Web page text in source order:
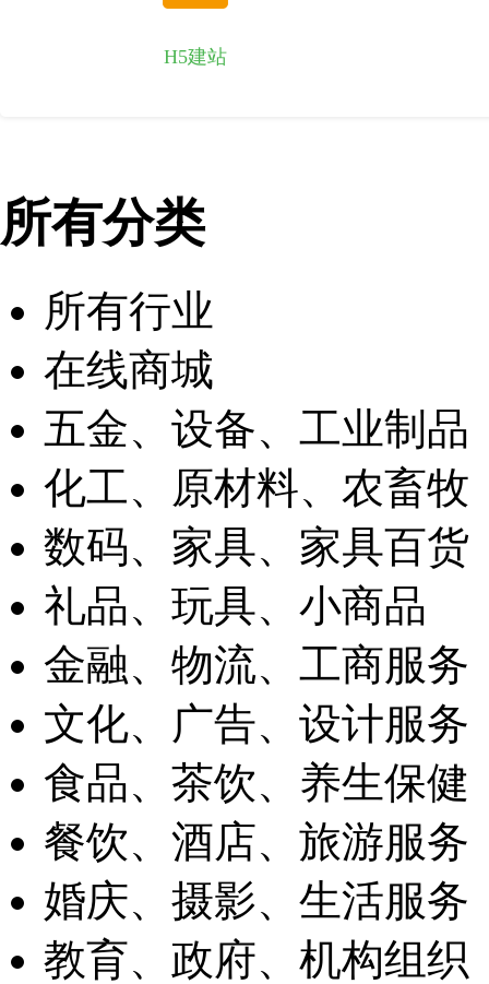
H5建站
所有分类
所有行业
在线商城
五金、设备、工业制品
化工、原材料、农畜牧
数码、家具、家具百货
礼品、玩具、小商品
金融、物流、工商服务
文化、广告、设计服务
食品、茶饮、养生保健
餐饮、酒店、旅游服务
婚庆、摄影、生活服务
教育、政府、机构组织